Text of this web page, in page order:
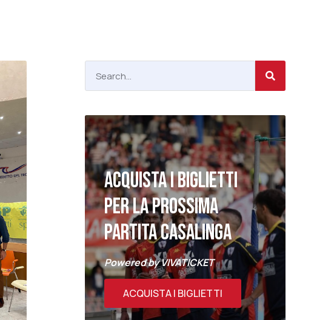
ACQUISTA I BIGLIETTI
PER LA PROSSIMA
PARTITA CASALINGA
Powered by VIVATICKET
ACQUISTA I BIGLIETTI